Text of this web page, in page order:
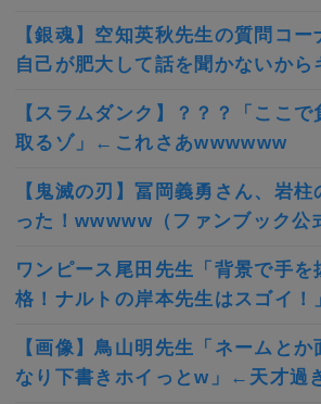
【銀魂】空知英秋先生の質問コ
自己が肥大して話を聞かないから
【スラムダンク】？？？「ここ
取るゾ」←これさあwwwwww
【鬼滅の刃】冨岡義勇さん、岩
った！wwwww（ファンブック公
ワンピース尾田先生「背景で手を
格！ナルトの岸本先生はスゴイ！
【画像】鳥山明先生「ネームと
なり下書きホイっとw」←天才過